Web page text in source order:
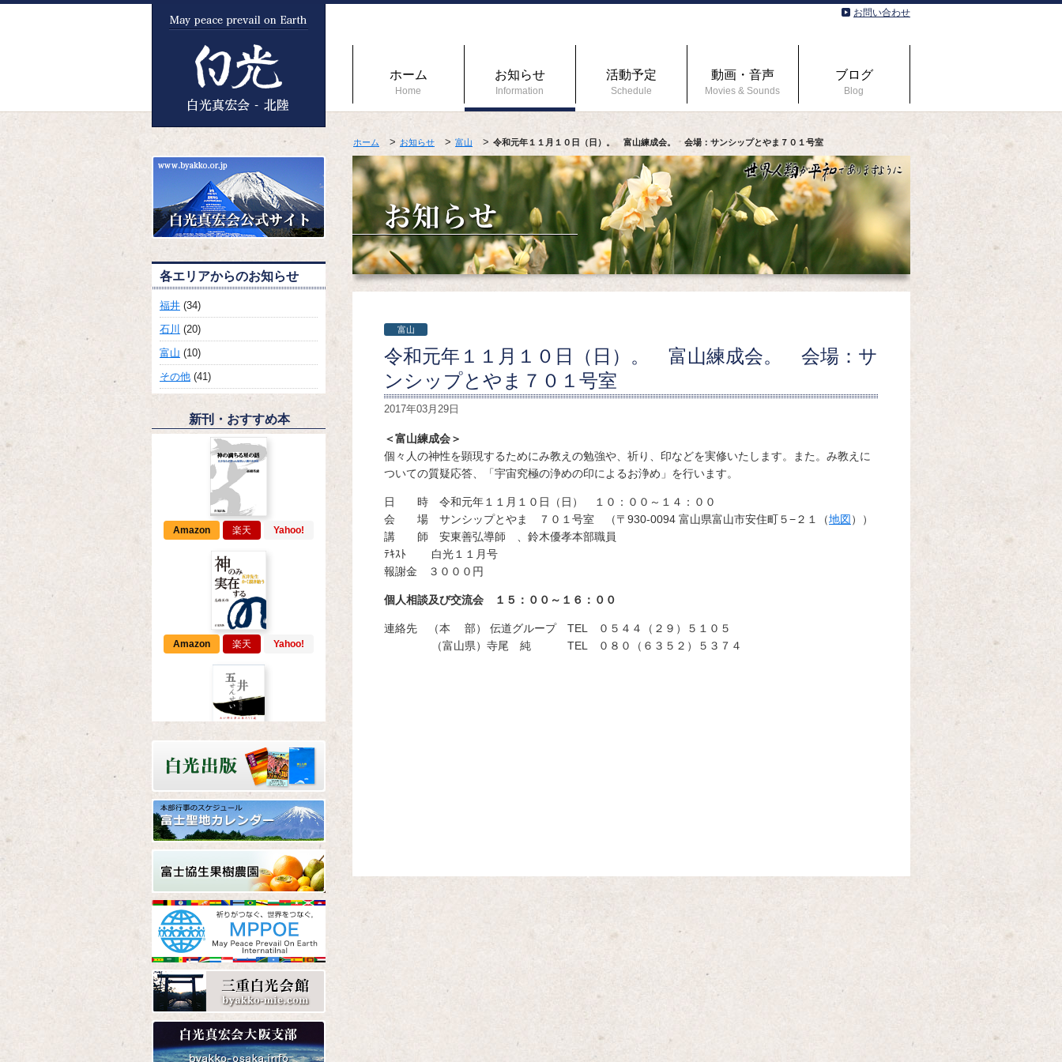
ホーム
Home
お知らせ
Information
活動予定
Schedule
動画・音声
Movies & Sounds
ブログ
Blog
お問い合わせ
ホーム お知らせ 富山 令和元年１１月１０日（日）。 富山練成会。 会場：サンシップとやま７０１号室
富山
令和元年１１月１０日（日）。 富山練成会。 会場：サ
ンシップとやま７０１号室
2017年03月29日
＜富山練成会＞
個々人の神性を顕現するためにみ教えの勉強や、祈り、印などを実修いたします。また。み教えに
ついての質疑応答、「宇宙究極の浄めの印によるお浄め」を行います。
日 時 令和元年１１月１０日（日） １０：００～１４：００
会 場 サンシップとやま ７０１号室 （〒930-0094 富山県富山市安住町５−２１（地図 ））
講 師 安東善弘導師 、鈴木優孝本部職員
ﾃｷｽﾄ 白光１１月号
報謝金 ３０００円
個人相談及び交流会 １５：００～１６：００
連絡先 （本 部） 伝道グループ TEL ０５４４（２９）５１０５
（富山県）寺尾 純 TEL ０８０（６３５２）５３７４
各エリアからのお知らせ
福井 (34)
石川 (20)
富山 (10)
その他 (41)
新刊・おすすめ本
Amazon 楽天 Yahoo!
Amazon 楽天 Yahoo!
Amazon 楽天 Yahoo!
Amazon 楽天 Yahoo!
Amazon 楽天 Yahoo!